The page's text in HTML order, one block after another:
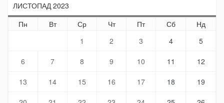
ЛИСТОПАД 2023
Пн
Вт Ср Чт Пт Сб
Нд
1
2 3 4 5
6 7 8 9 10 11 12
13 14 15 16 17 18 19